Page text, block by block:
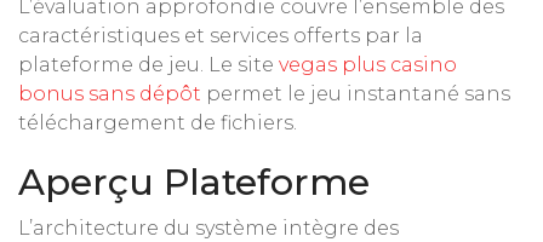
L’évaluation approfondie couvre l’ensemble des
caractéristiques et services offerts par la
plateforme de jeu. Le site vegas plus casino
bonus sans dépôt permet le jeu instantané sans
téléchargement de fichiers.
Aperçu Plateforme
L’architecture du système intègre des